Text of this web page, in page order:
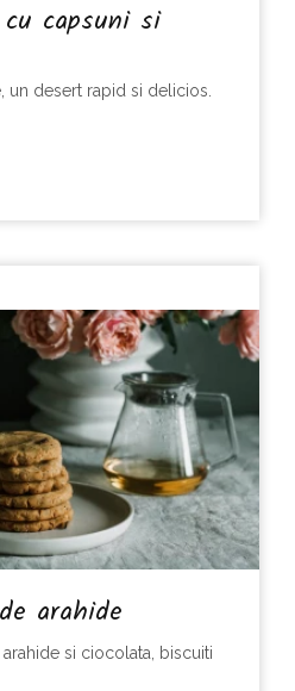
capsuni si
un desert rapid si delicios.
arahide
si ciocolata, biscuiti